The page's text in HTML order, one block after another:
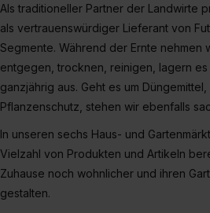
zur Übermittlung deiner Daten in
S. 1 lit. a) DS-GVO). Die USA
angemessenes
II). Du kannst die von dir erteilte
Datenschutzerklärung unter dem
Einstellungen“ widerrufen.
einzelnen Cookies findest du
zeigen“. Weitere Informationen:
Impressum.
Als traditioneller Partner der Landwirte
als vertrauenswürdiger Lieferant von
Segmente. Während der Ernte nehmen
entgegen, trocknen, reinigen, lagern
ganzjährig aus. Geht es um
Pflanzenschutz, stehen wir ebenfalls
In unseren sechs Haus- und
Vielzahl von Produkten und Artikeln
Zuhause noch wohnlicher und ihren
gestalten.